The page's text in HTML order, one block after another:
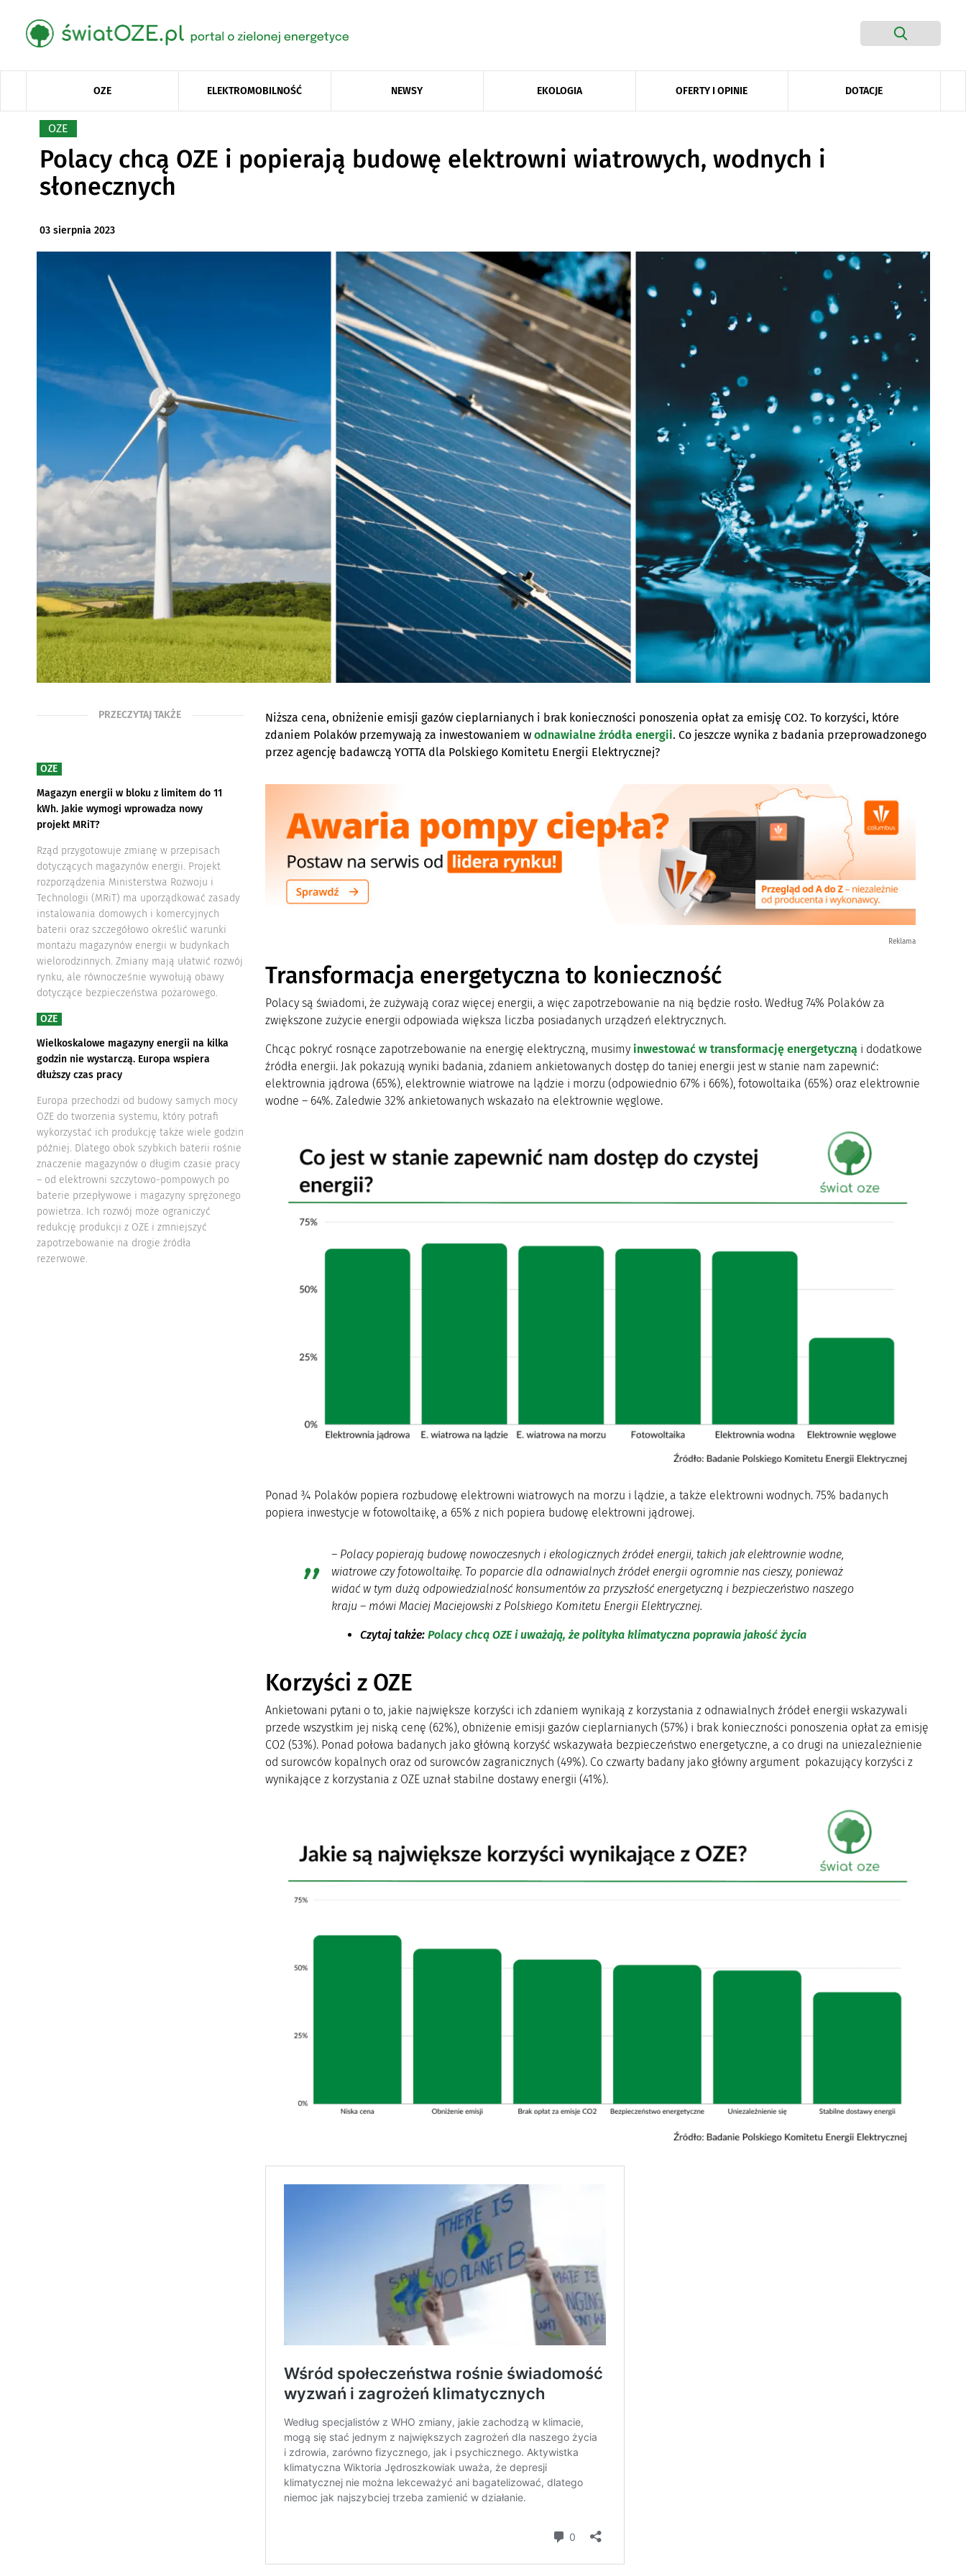
OZE ELEKTROMOBILNOŚĆ NEWSY EKOLOGIA OFERTY I OPINIE DOTACJE
OZE
Polacy chcą OZE i popierają budowę elektrowni wiatrowych, wodnych i
słonecznych
03 sierpnia 2023
PRZECZYTAJ TAKŻE
OZE
Magazyn energii w bloku z limitem do 11
kWh. Jakie wymogi wprowadza nowy
projekt MRiT?
Rząd przygotowuje zmianę w przepisach
dotyczących magazynów energii. Projekt
rozporządzenia Ministerstwa Rozwoju i
Technologii (MRiT) ma uporządkować zasady
instalowania domowych i komercyjnych
baterii oraz szczegółowo określić warunki
montażu magazynów energii w budynkach
wielorodzinnych. Zmiany mają ułatwić rozwój
rynku, ale równocześnie wywołują obawy
dotyczące bezpieczeństwa pożarowego.
OZE
Wielkoskalowe magazyny energii na kilka
godzin nie wystarczą. Europa wspiera
dłuższy czas pracy
Europa przechodzi od budowy samych mocy
OZE do tworzenia systemu, który potrafi
wykorzystać ich produkcję także wiele godzin
później. Dlatego obok szybkich baterii rośnie
znaczenie magazynów o długim czasie pracy
– od elektrowni szczytowo-pompowych po
baterie przepływowe i magazyny sprężonego
powietrza. Ich rozwój może ograniczyć
redukcję produkcji z OZE i zmniejszyć
zapotrzebowanie na drogie źródła
rezerwowe.
Niższa cena, obniżenie emisji gazów cieplarnianych i brak konieczności ponoszenia opłat za emisję CO2. To korzyści, które
zdaniem Polaków przemywają za inwestowaniem w odnawialne źródła energii. Co jeszcze wynika z badania przeprowadzonego
przez agencję badawczą YOTTA dla Polskiego Komitetu Energii Elektrycznej?
Reklama
Transformacja energetyczna to konieczność
Polacy są świadomi, że zużywają coraz więcej energii, a więc zapotrzebowanie na nią będzie rosło. Według 74% Polaków za
zwiększone zużycie energii odpowiada większa liczba posiadanych urządzeń elektrycznych.
Chcąc pokryć rosnące zapotrzebowanie na energię elektryczną, musimyinwestować w transformację energetyczną i dodatkowe
źródła energii. Jak pokazują wyniki badania, zdaniem ankietowanych dostęp do taniej energii jest w stanie nam zapewnić:
elektrownia jądrowa (65%), elektrownie wiatrowe na lądzie i morzu (odpowiednio 67% i 66%), fotowoltaika (65%) oraz elektrownie
wodne – 64%. Zaledwie 32% ankietowanych wskazało na elektrownie węglowe.
Ponad ¾ Polaków popiera rozbudowę elektrowni wiatrowych na morzu i lądzie, a także elektrowni wodnych. 75% badanych
popiera inwestycje w fotowoltaikę, a 65% z nich popiera budowę elektrowni jądrowej.
– Polacy popierają budowę nowoczesnych i ekologicznych źródeł energii, takich jak elektrownie wodne,
wiatrowe czy fotowoltaikę. To poparcie dla odnawialnych źródeł energii ogromnie nas cieszy, ponieważ
widać w tym dużą odpowiedzialność konsumentów za przyszłość energetyczną i bezpieczeństwo naszego
kraju – mówi Maciej Maciejowski z Polskiego Komitetu Energii Elektrycznej.
Czytaj także:Polacy chcą OZE i uważają, że polityka klimatyczna poprawia jakość życia
Korzyści z OZE
Ankietowani pytani o to, jakie największe korzyści ich zdaniem wynikają z korzystania z odnawialnych źródeł energii wskazywali
przede wszystkim jej niską cenę (62%), obniżenie emisji gazów cieplarnianych (57%) i brak konieczności ponoszenia opłat za emisję
CO2 (53%). Ponad połowa badanych jako główną korzyść wskazywała bezpieczeństwo energetyczne, a co drugi na uniezależnienie
od surowców kopalnych oraz od surowców zagranicznych (49%). Co czwarty badany jako główny argument pokazujący korzyści z
wynikające z korzystania z OZE uznał stabilne dostawy energii (41%).